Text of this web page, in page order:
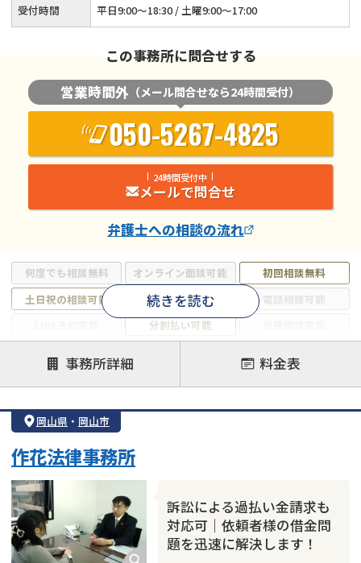
何度でも相談無料 オンライン面談可能
初回相談無料
土日祝の相談可能
19時以降電話可能
電話相談可能
分割払い可能
借金返済相談・交渉
自己破産
任意整理
個人再生
会社破産・法人破産
カードローン
続きを読む
受付時間 平日9:00～18:30 / 土曜9:00～17:00
この事務所に問合せする
営業時間外 （メール問合せなら24時間受付）
050-5267-4825
24時間受付中
メールで問合せ
弁護士への相談の流れ
事務所詳細 料金表
岡山県 ・ 岡山市
訴訟による過払い金請求も
対応可｜依頼者様の借金問
題を迅速に解決します！
作花法律事務所